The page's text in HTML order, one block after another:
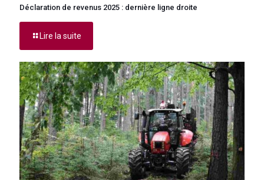
Déclaration de revenus 2025 : dernière ligne droite
Lire la suite